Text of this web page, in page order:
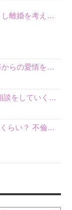
私は結婚しています。傲慢な夫に嫌気がさし離婚を考えていたときに、彼と出会いました。彼には恋人がいましたが、話をするうちに、夫とのことを相談するようにな
リコカツをしようと考えています。夫の事からの愛情を全く感じません。子供がいるので、子供が成長するまではと我慢しています。 まず、お金が必要だと考え、仕事の量も増やしました。ところが、夫は働かず、結局は
働く主婦、片思いをしています。 仕事の相談をしていくうちに、彼のことを好きになりました。私には夫も子供もいます。不倫をしているわけでもなく、もちろん、この気持ちは誰にも話していません。 ラインをする関
不倫ぶっちゃけトーク5弾！ 不倫してどれくらい？ 不倫のあれこれを、なんでもどうぞ♪♪